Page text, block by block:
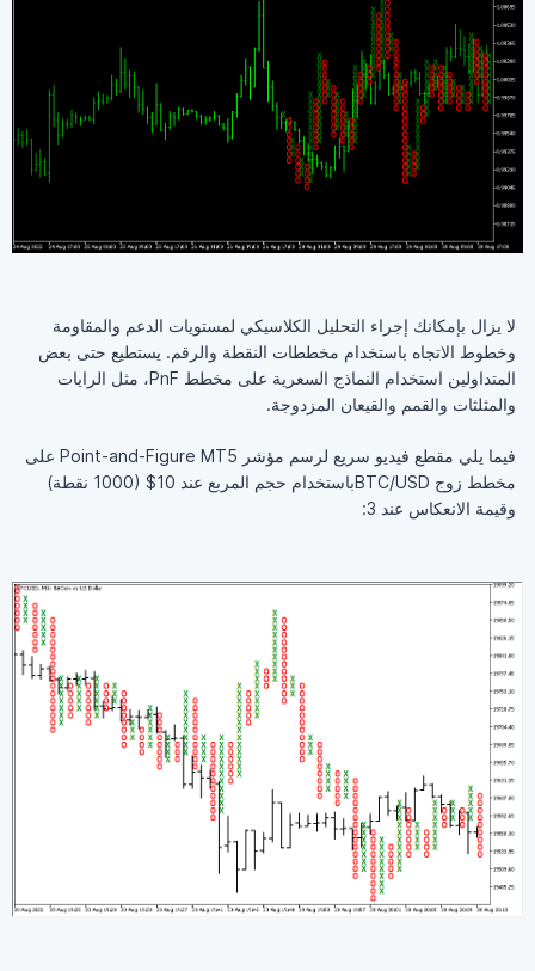
لا يزال بإمكانك إجراء التحليل الكلاسيكي لمستويات الدعم والمقاومة
وخطوط الاتجاه باستخدام مخططات النقطة والرقم. يستطيع حتى بعض
المتداولين استخدام النماذج السعرية على مخطط PnF، مثل الرايات
والمثلثات والقمم والقيعان المزدوجة.
فيما يلي مقطع فيديو سريع لرسم مؤشر Point-and-Figure MT5 على
مخطط زوج BTC/USDباستخدام حجم المربع عند 10$ (1000 نقطة)
وقيمة الانعكاس عند 3: